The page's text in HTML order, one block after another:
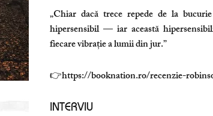
„Chiar dacă trece repede de la
hipersensibil — iar această
fiecare vibrație a lumii din jur.”
👉https://booknation.ro/recenzie-
INTERVIU​